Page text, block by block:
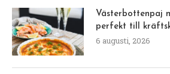
Västerbottenpaj
perfekt till
6 augusti, 2026